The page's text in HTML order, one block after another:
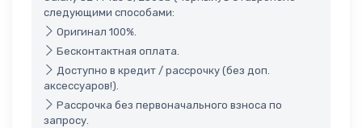
следующими способами:
Оригинал 100%.
Бесконтактная оплата.
Доступно в кредит / рассрочку (без доп.
аксессуаров!).
Рассрочка без первоначального взноса по
запросу.